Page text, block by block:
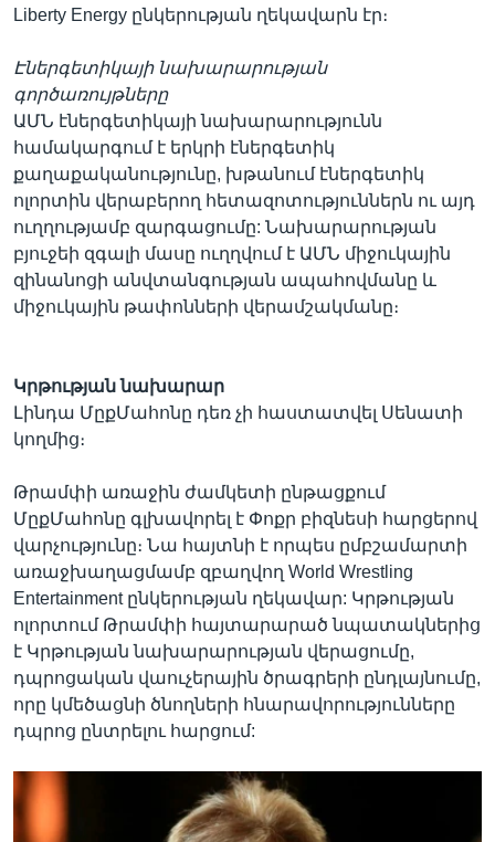
Liberty Energy ընկերության ղեկավարն էր։
Էներգետիկայի նախարարության
գործառույթները
ԱՄՆ էներգետիկայի նախարարությունն
համակարգում է երկրի էներգետիկ
քաղաքականությունը, խթանում էներգետիկ
ոլորտին վերաբերող հետազոտություններն ու այդ
ուղղությամբ զարգացումը: Նախարարության
բյուջեի զգալի մասը ուղղվում է ԱՄՆ միջուկային
զինանոցի անվտանգության ապահովմանը և
միջուկային թափոնների վերամշակմանը։
Կրթության նախարար
Լինդա ՄըքՄահոնը դեռ չի հաստատվել Սենատի
կողմից։
Թրամփի առաջին ժամկետի ընթացքում
ՄըքՄահոնը գլխավորել է Փոքր բիզնեսի հարցերով
վարչությունը։ Նա հայտնի է որպես ըմբշամարտի
առաջխաղացմամբ զբաղվող World Wrestling
Entertainment ընկերության ղեկավար: Կրթության
ոլորտում Թրամփի հայտարարած նպատակներից
է Կրթության նախարարության վերացումը,
դպրոցական վաուչերային ծրագրերի ընդլայնումը,
որը կմեծացնի ծնողների հնարավորությունները
դպրոց ընտրելու հարցում: